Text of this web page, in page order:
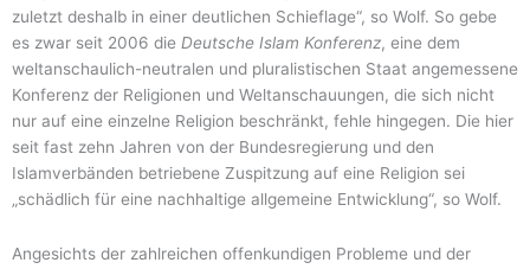
zuletzt deshalb in einer deutlichen Schieflage“, so Wolf. So gebe
es zwar seit 2006 die Deutsche Islam Konferenz, eine dem
weltanschaulich-neutralen und pluralistischen Staat angemessene
Konferenz der Religionen und Weltanschauungen, die sich nicht
nur auf eine einzelne Religion beschränkt, fehle hingegen. Die hier
seit fast zehn Jahren von der Bundesregierung und den
Islamverbänden betriebene Zuspitzung auf eine Religion sei
„schädlich für eine nachhaltige allgemeine Entwicklung“, so Wolf.
Angesichts der zahlreichen offenkundigen Probleme und der